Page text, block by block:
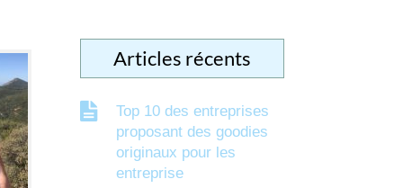
Articles récents
Top 10 des entreprises
proposant des goodies
originaux pour les
entreprise